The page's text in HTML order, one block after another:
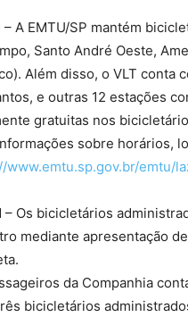
– A EMTU/SP mantém
Santo André Oeste,
Além disso, o VLT conta
e outras 12 estações
gratuitas nos
sobre horários,
www.emtu.sp.gov.br/emtu/
– Os bicicletários
mediante apresentação
da Companhia
bicicletários